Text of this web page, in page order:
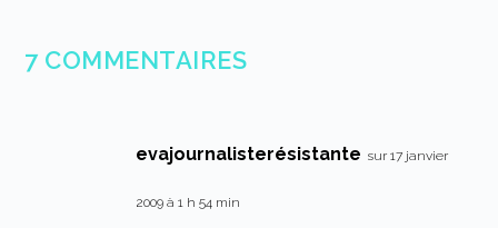
7 COMMENTAIRES
evajournalisterésistante sur 17 janvier
2009 à 1 h 54 min